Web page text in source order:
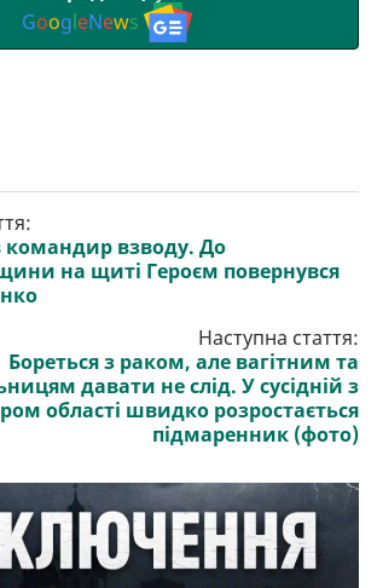
GoogleNews
командир взводу. До
на щиті Героєм повернувся
Наступна стаття:
Бореться з раком, але вагітним та
давати не слід. У сусідній з
області швидко розростається
підмаренник (фото)